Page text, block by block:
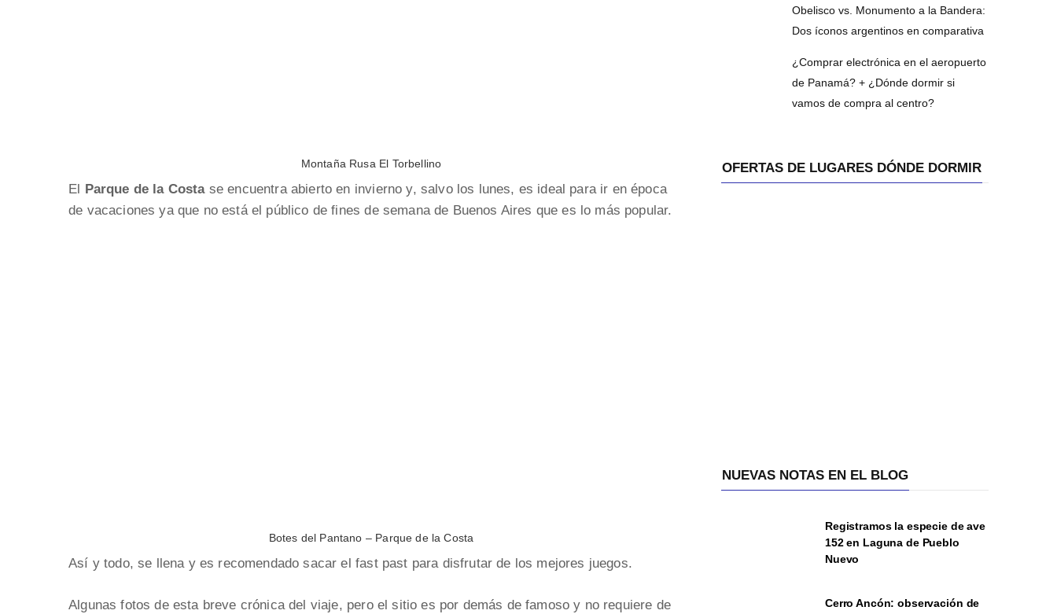
Montaña Rusa El Torbellino
El Parque de la Costase encuentra abierto en invierno y, salvo los lunes, es ideal para ir en época
de vacaciones ya que no está el público de fines de semana de Buenos Aires que es lo más popular.
Botes del Pantano – Parque de la Costa
Así y todo, se llena y es recomendado sacar el fast past para disfrutar de los mejores juegos.
Algunas fotos de esta breve crónica del viaje, pero el sitio es por demás de famoso y no requiere de
Obelisco vs. Monumento a la Bandera:
Dos íconos argentinos en comparativa
¿Comprar electrónica en el aeropuerto
de Panamá? + ¿Dónde dormir si
vamos de compra al centro?
OFERTAS DE LUGARES DÓNDE DORMIR
NUEVAS NOTAS EN EL BLOG
Registramos la especie de ave
152 en Laguna de Pueblo
Nuevo
Cerro Ancón: observación de